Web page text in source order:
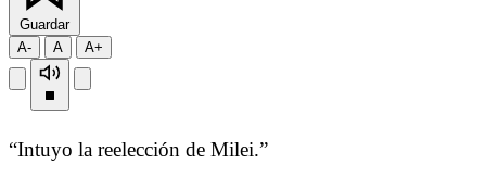
Guardar
A-
A A+
“Intuyo la reelección de Milei.”